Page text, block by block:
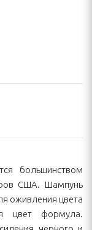
большинством
США. Шампунь
оживления цвета
цвет формула.